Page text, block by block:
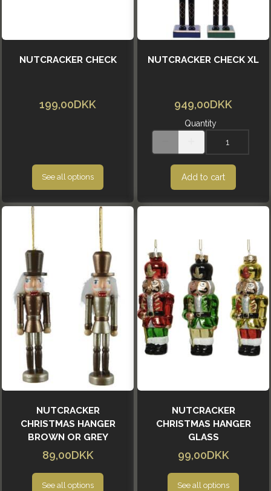
NUTCRACKER CHECK
199,00DKK
See all options
NUTCRACKER CHECK XL
949,00DKK
Quantity
Add to cart
NUTCRACKER
CHRISTMAS HANGER
BROWN OR GREY
89,00DKK
See all options
NUTCRACKER
CHRISTMAS HANGER
GLASS
99,00DKK
See all options